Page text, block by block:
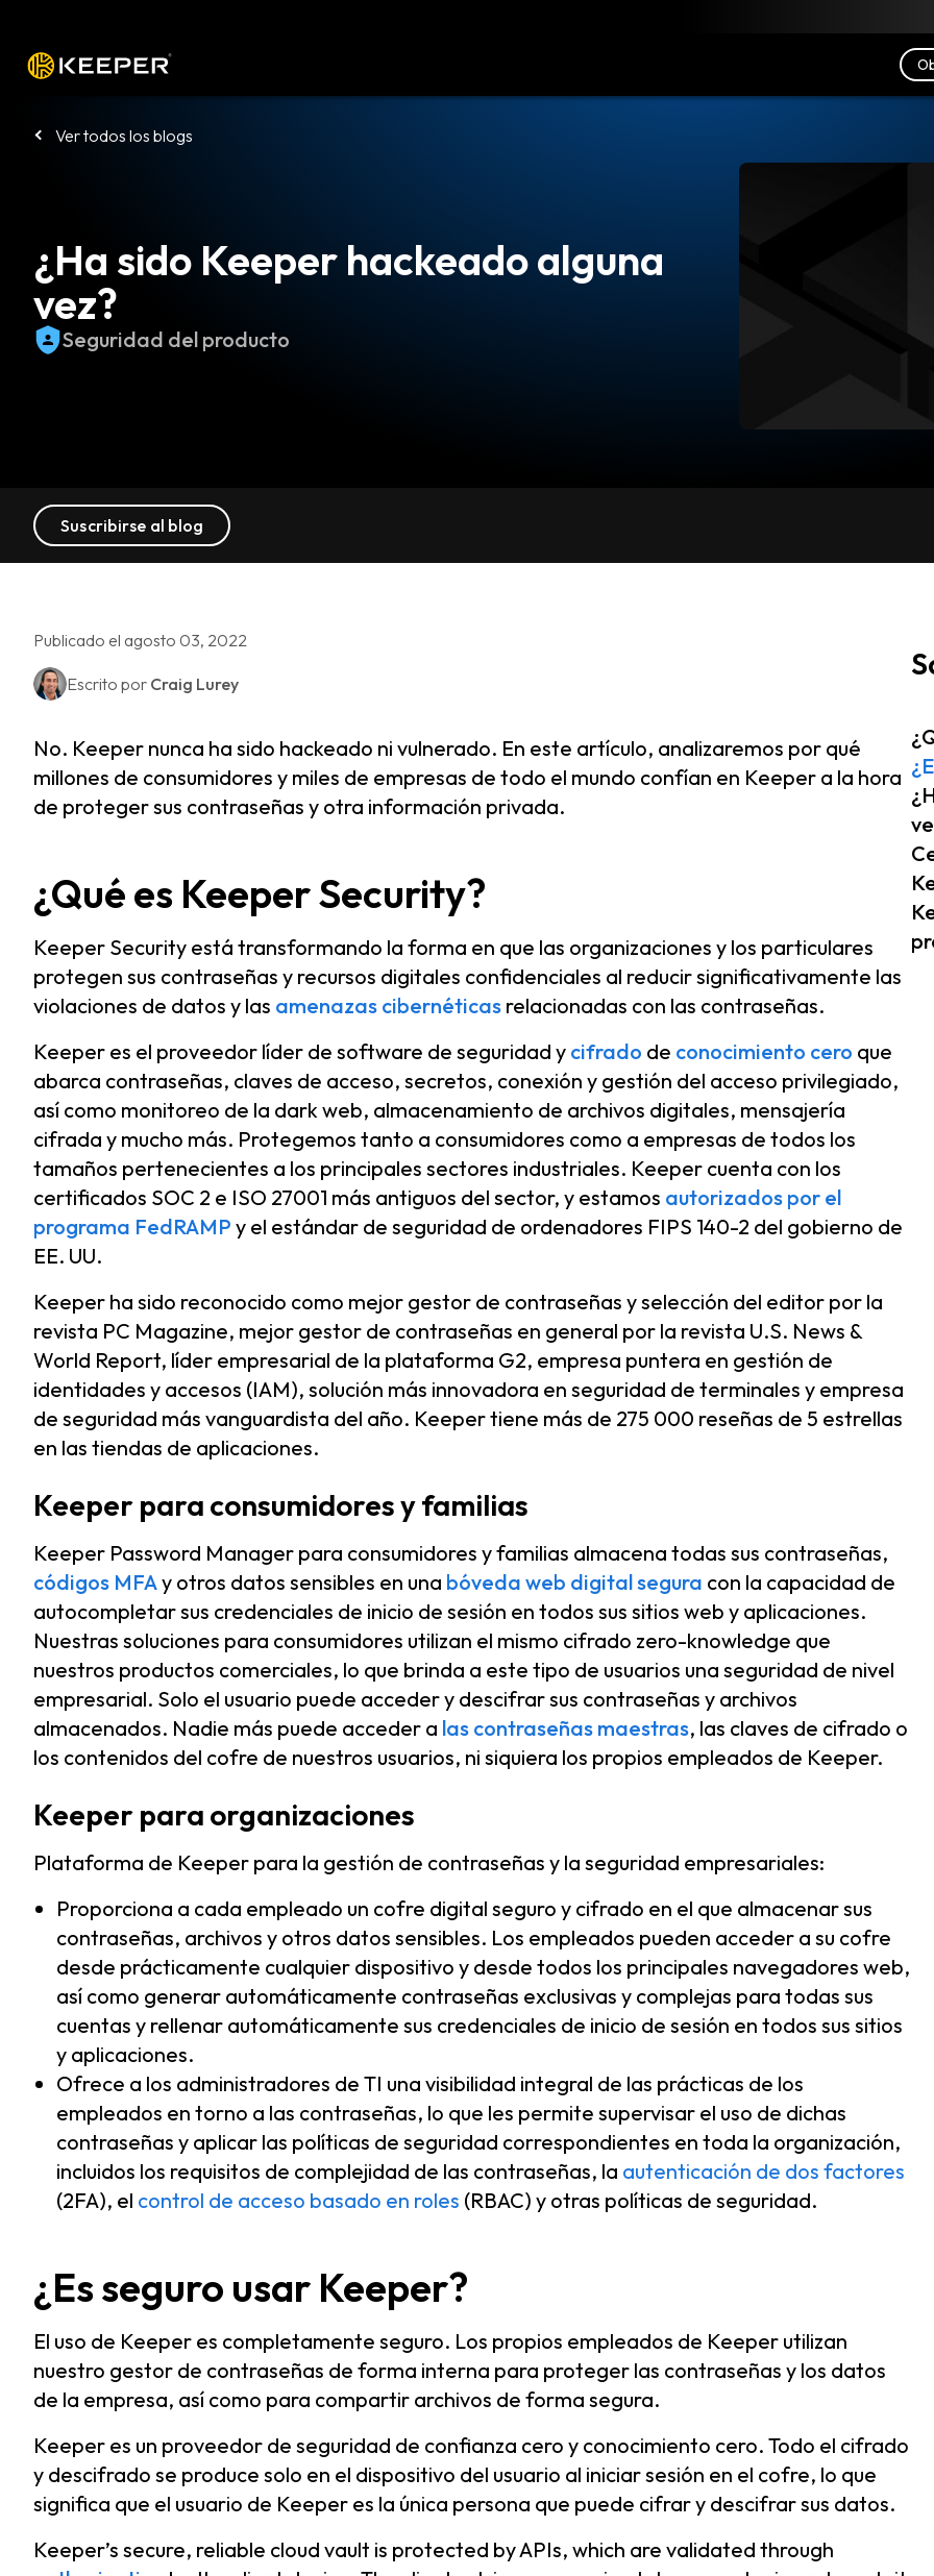
Ver todos los blogs
¿Ha sido Keeper hackeado alguna
vez?
Seguridad del producto
Suscribirse al blog
Publicado el agosto 03, 2022
Escrito por Craig Lurey
No. Keeper nunca ha sido hackeado ni vulnerado. En este artículo, analizaremos por qué
millones de consumidores y miles de empresas de todo el mundo confían en Keeper a la hora
de proteger sus contraseñas y otra información privada.
¿Qué es Keeper Security?
Keeper Security está transformando la forma en que las organizaciones y los particulares
protegen sus contraseñas y recursos digitales confidenciales al reducir significativamente las
violaciones de datos y las amenazas cibernéticas relacionadas con las contraseñas.
Keeper es el proveedor líder de software de seguridad y cifrado de conocimiento cero que
abarca contraseñas, claves de acceso, secretos, conexión y gestión del acceso privilegiado,
así como monitoreo de la dark web, almacenamiento de archivos digitales, mensajería
cifrada y mucho más. Protegemos tanto a consumidores como a empresas de todos los
tamaños pertenecientes a los principales sectores industriales. Keeper cuenta con los
certificados SOC 2 e ISO 27001 más antiguos del sector, y estamos autorizados por el
programa FedRAMP y el estándar de seguridad de ordenadores FIPS 140-2 del gobierno de
EE. UU.
Keeper ha sido reconocido como mejor gestor de contraseñas y selección del editor por la
revista PC Magazine, mejor gestor de contraseñas en general por la revista U.S. News &
World Report, líder empresarial de la plataforma G2, empresa puntera en gestión de
identidades y accesos (IAM), solución más innovadora en seguridad de terminales y empresa
de seguridad más vanguardista del año. Keeper tiene más de 275 000 reseñas de 5 estrellas
en las tiendas de aplicaciones.
Keeper para consumidores y familias
Keeper Password Manager para consumidores y familias almacena todas sus contraseñas,
códigos MFAy otros datos sensibles en una bóveda web digital segura con la capacidad de
autocompletar sus credenciales de inicio de sesión en todos sus sitios web y aplicaciones.
Nuestras soluciones para consumidores utilizan el mismo cifrado zero-knowledge que
nuestros productos comerciales, lo que brinda a este tipo de usuarios una seguridad de nivel
empresarial. Solo el usuario puede acceder y descifrar sus contraseñas y archivos
almacenados. Nadie más puede acceder a las contraseñas maestras, las claves de cifrado o
los contenidos del cofre de nuestros usuarios, ni siquiera los propios empleados de Keeper.
Keeper para organizaciones
Plataforma de Keeper para la gestión de contraseñas y la seguridad empresariales:
Proporciona a cada empleado un cofre digital seguro y cifrado en el que almacenar sus
contraseñas, archivos y otros datos sensibles. Los empleados pueden acceder a su cofre
desde prácticamente cualquier dispositivo y desde todos los principales navegadores web,
así como generar automáticamente contraseñas exclusivas y complejas para todas sus
cuentas y rellenar automáticamente sus credenciales de inicio de sesión en todos sus sitios
y aplicaciones.
Ofrece a los administradores de TI una visibilidad integral de las prácticas de los
empleados en torno a las contraseñas, lo que les permite supervisar el uso de dichas
contraseñas y aplicar las políticas de seguridad correspondientes en toda la organización,
incluidos los requisitos de complejidad de las contraseñas, la autenticación de dos factores
(2FA), el control de acceso basado en roles (RBAC) y otras políticas de seguridad.
¿Es seguro usar Keeper?
El uso de Keeper es completamente seguro. Los propios empleados de Keeper utilizan
nuestro gestor de contraseñas de forma interna para proteger las contraseñas y los datos
de la empresa, así como para compartir archivos de forma segura.
Keeper es un proveedor de seguridad de confianza cero y conocimiento cero. Todo el cifrado
y descifrado se produce solo en el dispositivo del usuario al iniciar sesión en el cofre, lo que
significa que el usuario de Keeper es la única persona que puede cifrar y descifrar sus datos.
Keeper’s secure, reliable cloud vault is protected by APIs, which are validated through